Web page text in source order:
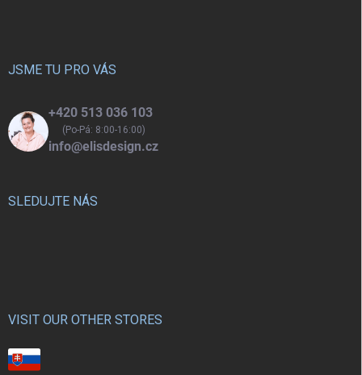
JSME TU PRO VÁS
+420 513 036 103
(Po-Pá: 8:00-16:00)
info@elisdesign.cz
SLEDUJTE NÁS
VISIT OUR OTHER STORES